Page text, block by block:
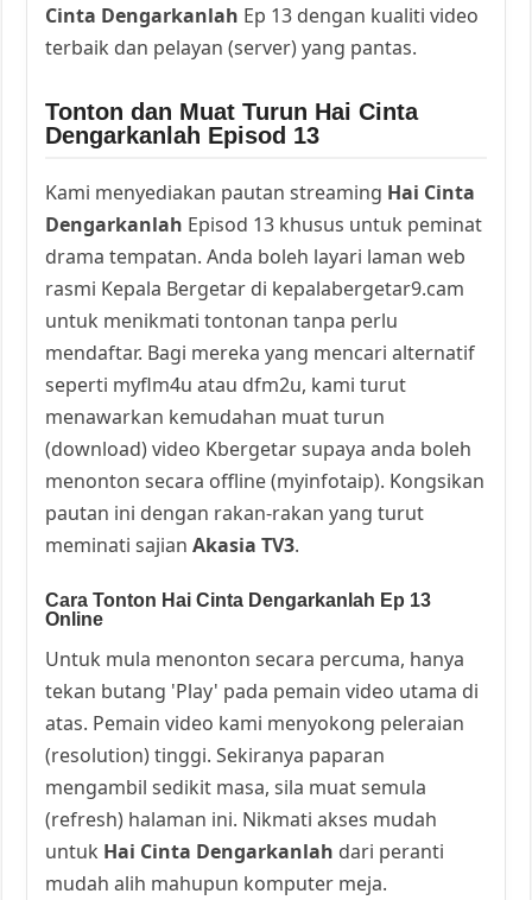
Cinta Dengarkanlah Ep 13 dengan kualiti video
terbaik dan pelayan (server) yang pantas.
Tonton dan Muat Turun Hai Cinta
Dengarkanlah Episod 13
Kami menyediakan pautan streaming Hai Cinta
Dengarkanlah Episod 13 khusus untuk peminat
drama tempatan. Anda boleh layari laman web
rasmi Kepala Bergetar di kepalabergetar9.cam
untuk menikmati tontonan tanpa perlu
mendaftar. Bagi mereka yang mencari alternatif
seperti myflm4u atau dfm2u, kami turut
menawarkan kemudahan muat turun
(download) video Kbergetar supaya anda boleh
menonton secara offline (myinfotaip). Kongsikan
pautan ini dengan rakan-rakan yang turut
meminati sajianAkasia TV3.
Cara Tonton Hai Cinta Dengarkanlah Ep 13
Online
Untuk mula menonton secara percuma, hanya
tekan butang 'Play' pada pemain video utama di
atas. Pemain video kami menyokong peleraian
(resolution) tinggi. Sekiranya paparan
mengambil sedikit masa, sila muat semula
(refresh) halaman ini. Nikmati akses mudah
untuk Hai Cinta Dengarkanlah dari peranti
mudah alih mahupun komputer meja.